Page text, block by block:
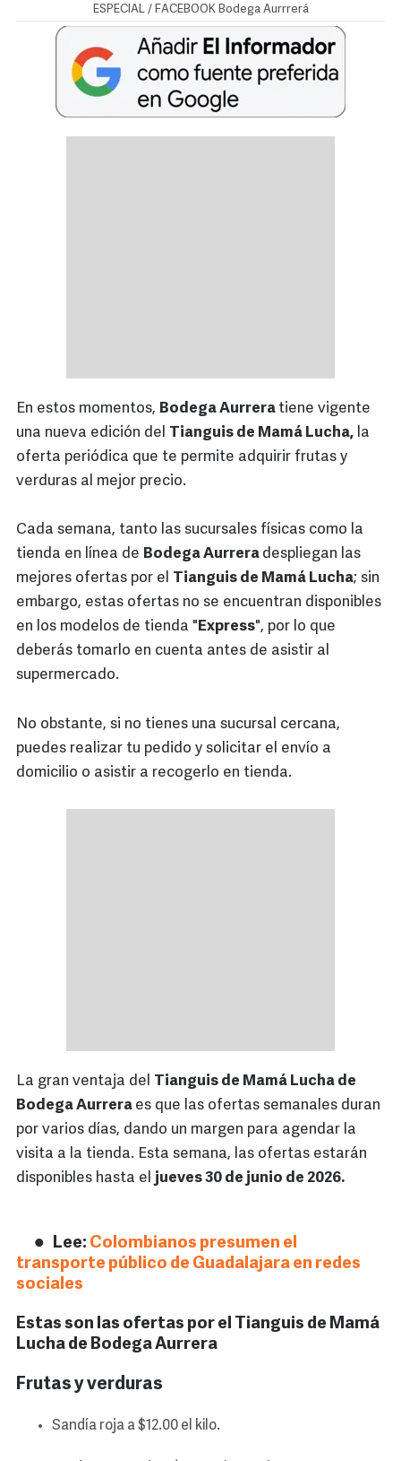
ESPECIAL / FACEBOOK Bodega Aurrrerá
En estos momentos, Bodega Aurrera tiene vigente
una nueva edición del Tianguis de Mamá Lucha, la
oferta periódica que te permite adquirir frutas y
verduras al mejor precio.
Cada semana, tanto las sucursales físicas como la
tienda en línea de Bodega Aurrera despliegan las
mejores ofertas por el Tianguis de Mamá Lucha; sin
embargo, estas ofertas no se encuentran disponibles
en los modelos de tienda "Express", por lo que
deberás tomarlo en cuenta antes de asistir al
supermercado.
No obstante, si no tienes una sucursal cercana,
puedes realizar tu pedido y solicitar el envío a
domicilio o asistir a recogerlo en tienda.
La gran ventaja del Tianguis de Mamá Lucha de
Bodega Aurrera es que las ofertas semanales duran
por varios días, dando un margen para agendar la
visita a la tienda. Esta semana, las ofertas estarán
disponibles hasta el jueves 30 de junio de 2026.
Lee: Colombianos presumen el
transporte público de Guadalajara en redes
sociales
Estas son las ofertas por el Tianguis de Mamá
Lucha de Bodega Aurrera
Frutas y verduras
Sandía roja a $12.00 el kilo.